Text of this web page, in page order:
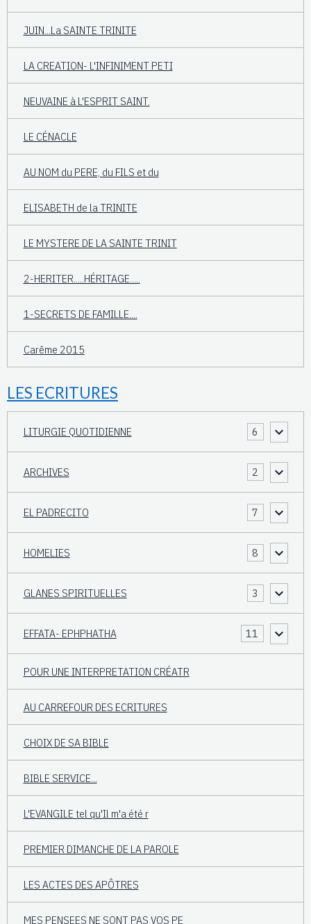
JUIN...La SAINTE TRINITE
LA CREATION- L'INFINIMENT PETI
NEUVAINE à L'ESPRIT SAINT.
LE CÉNACLE
AU NOM du PERE, du FILS et du
ELISABETH de la TRINITE
LE MYSTERE DE LA SAINTE TRINIT
2-HERITER.....HÉRITAGE.....
1-SECRETS DE FAMILLE....
Carême 2015
LES ECRITURES
LITURGIE QUOTIDIENNE 6
ARCHIVES 2
EL PADRECITO 7
HOMELIES 8
GLANES SPIRITUELLES 3
EFFATA- EPHPHATHA 11
POUR UNE INTERPRETATION CRÉATR
AU CARREFOUR DES ECRITURES
CHOIX DE SA BIBLE
BIBLE SERVICE...
L'EVANGILE tel qu'Il m'a été r
PREMIER DIMANCHE DE LA PAROLE
LES ACTES DES APÔTRES
MES PENSEES NE SONT PAS VOS PE